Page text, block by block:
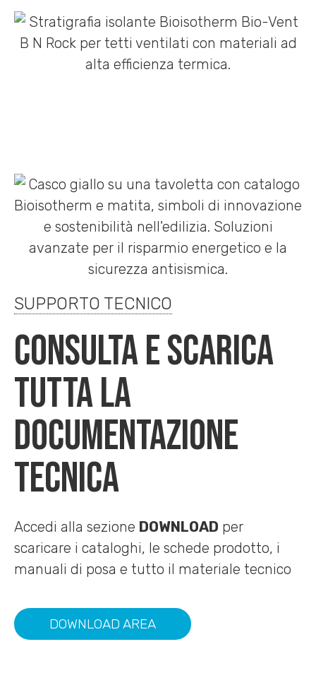
SUPPORTO TECNICO
CONSULTA E SCARICA
TUTTA LA
DOCUMENTAZIONE
TECNICA
Accedi alla sezione DOWNLOAD per
scaricare i cataloghi, le schede prodotto, i
manuali di posa e tutto il materiale tecnico
DOWNLOAD AREA